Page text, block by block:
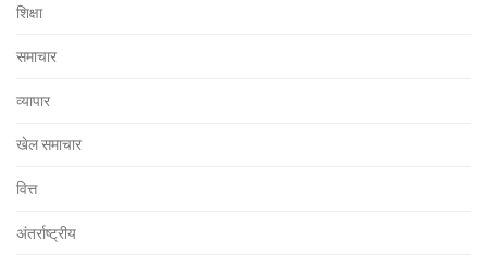
शिक्षा
समाचार
व्यापार
खेल समाचार
वित्त
अंतर्राष्ट्रीय